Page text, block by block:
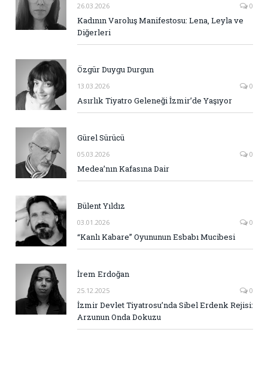
26.03.2026 0
Kadının Varoluş Manifestosu: Lena, Leyla ve
Diğerleri
Özgür Duygu Durgun
13.03.2026 0
Asırlık Tiyatro Geleneği İzmir’de Yaşıyor
Gürel Sürücü
05.03.2026 0
Medea’nın Kafasına Dair
Bülent Yıldız
03.01.2026 0
“Kanlı Kabare” Oyununun Esbabı Mucibesi
İrem Erdoğan
25.12.2025 0
İzmir Devlet Tiyatrosu’nda Sibel Erdenk Rejisi:
Arzunun Onda Dokuzu